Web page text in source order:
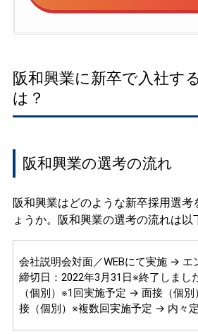
阪和興業に新卒で入社す
は？
阪和興業の選考の流れ
阪和興業はどのような新卒採用選考
ょうか。阪和興業の選考の流れは以
会社説明会対面／WEBにて実施 → エ
締切日：2022年3月31日※終了しま
（個別）※1回実施予定 → 面接（個
接（個別）※複数回実施予定 → 内々定